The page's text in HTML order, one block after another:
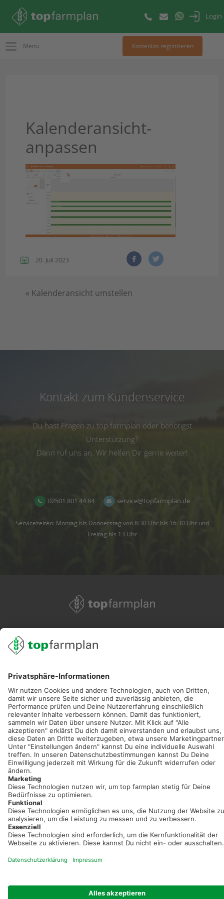
Login
Menü Kostenlos registrieren
Kalenderansicht-
anpassen
20. Juli 2023
« Kalenderansicht umstellen
Kontakt zum Kundenservice
Du hast Fragen zu top farmplan oder benötigst
Unterstützung?
Dann ruf uns an. Wir helfen Dir gerne weiter!
02501 801 44 84 service@topfarmplan.de
Servicezeiten: Montag bis Donnerstag von 8:30 Uhr bis 16:30 Uhr und
Freitag bis 13 Uhr
service@topfarmplan.de
Sei immer auf dem Laufenden!
Neue Features, spannende Tipps und hilfreiche Anleitungen!
Registriere dich kostenlos!
einfach und bequem!
Kostenlos registrieren & sofort starten
Impressum Kontakt & Hilfe